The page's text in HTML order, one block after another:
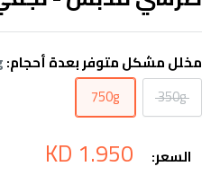
مخلل مشكل متوفر بعدة أحجام:
350g
750g
السعر: سعر
التخفيض
1.950 KD